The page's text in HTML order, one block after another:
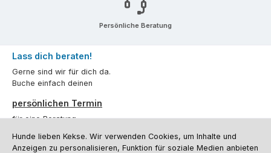
Persönliche Beratung
Lass dich beraten!
Gerne sind wir für dich da.
Buche einfach deinen
persönlichen Termin
für eine Beratung.
Oder über unserKontaktformular.
Hunde lieben Kekse. Wir verwenden Cookies, um Inhalte und
Anzeigen zu personalisieren, Funktion für soziale Medien anbieten